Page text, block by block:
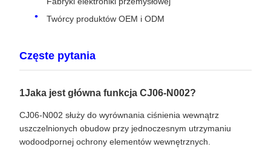
Twórcy produktów OEM i ODM
Częste pytania
1Jaka jest główna funkcja CJ06-N002?
CJ06-N002 służy do wyrównania ciśnienia wewnątrz
uszczelnionych obudow przy jednoczesnym utrzymaniu
wodoodpornej ochrony elementów wewnętrznych.